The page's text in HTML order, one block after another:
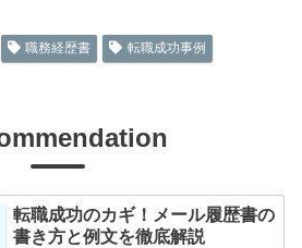
職務経歴書 転職成功事例
転職成功のカギ！メール履歴書の
書き方と例文を徹底解説